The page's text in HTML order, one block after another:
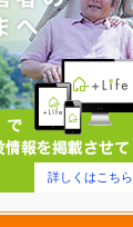
詳しくはこちら